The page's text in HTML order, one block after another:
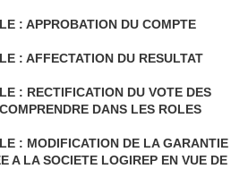
: APPROBATION DU COMPTE
: AFFECTATION DU RESULTAT
: RECTIFICATION DU VOTE DES
DANS LES ROLES
: MODIFICATION DE LA GARANTIE
A LA SOCIETE LOGIREP EN VUE DE